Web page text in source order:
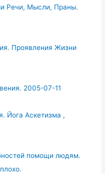
Речи, Мысли, Праны.
Проявления Жизни
2005-07-11
Йога Аскетизма ,
помощи людям.